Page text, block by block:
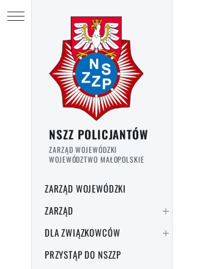
NSZZ POLICJANTÓW
ZARZĄD WOJEWÓDZKI
WOJEWÓDZTWO MAŁOPOLSKIE
ZARZĄD WOJEWÓDZKI
ZARZĄD
DLA ZWIĄZKOWCÓW
PRZYSTĄP DO NSZZP